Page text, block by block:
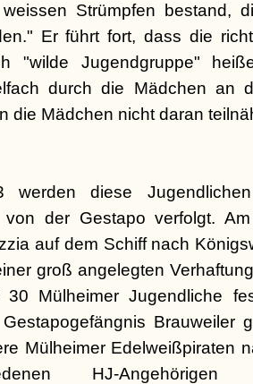
Strümpfen bestand,
Er führt fort, dass die
"wilde Jugendgruppe"
durch die Mädchen an
die Mädchen nicht daran
werden diese
von der Gestapo verfolgt.
auf dem Schiff nach
groß angelegten
30 Mülheimer Jugendliche
Brauweiler
Mülheimer Edelweißpiraten
HJ-Angehörigen